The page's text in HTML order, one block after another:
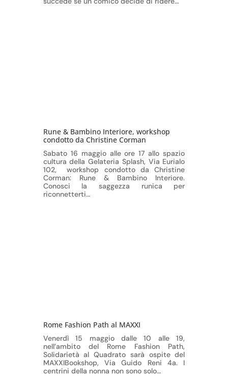
Rune & Bambino Interiore, workshop
condotto da Christine Corman
Sabato 16 maggio alle ore 17 allo spazio
cultura della Gelateria Splash, Via Eurialo
102, workshop condotto da Christine
Corman: Rune & Bambino Interiore.
Conosci la saggezza runica per
riconnetterti…
Rome Fashion Path al MAXXI
Venerdì 15 maggio dalle 10 alle 19,
nell’ambito del Rome Fashion Path,
Solidarietà al Quadrato sarà ospite del
MAXXIBookshop, Via Guido Reni 4a. I
centrini della nonna non sono solo…